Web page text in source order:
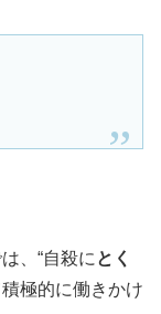
、“自殺に とく
極的に働きかけ